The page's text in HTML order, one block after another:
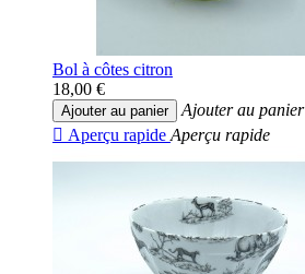
Bol à côtes citron
18,00 €
Ajouter au panier
Ajouter au panier
 Aperçu rapide Aperçu rapide